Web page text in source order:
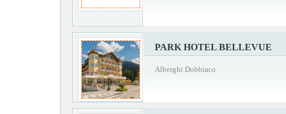
PARK HOTEL BELLEVUE
Alberghi Dobbiaco